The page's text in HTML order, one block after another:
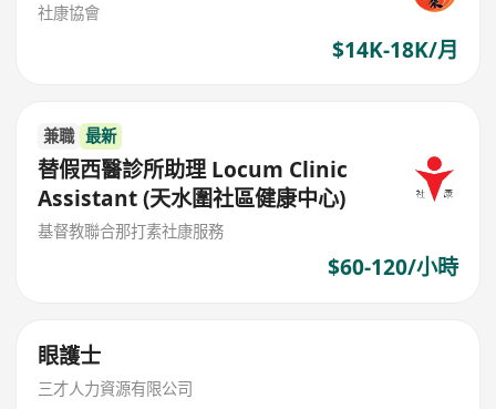
社康協會
$14K-18K/月
兼職 最新
替假西醫診所助理 Locum Clinic
Assistant (天水圍社區健康中心)
基督教聯合那打素社康服務
$60-120/小時
眼護士
三才人力資源有限公司